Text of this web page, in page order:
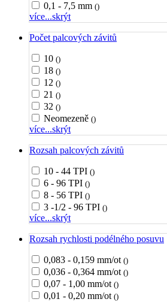
0,1 - 7,5 mm ()
více...skrýt
Počet palcových závitů
10 ()
18 ()
12 ()
21 ()
32 ()
Neomezeně ()
více...skrýt
Rozsah palcových závitů
10 - 44 TPI ()
6 - 96 TPI ()
8 - 56 TPI ()
3 -1/2 - 96 TPI ()
více...skrýt
Rozsah rychlosti podélného posuvu
0,083 - 0,159 mm/ot ()
0,036 - 0,364 mm/ot ()
0,07 - 1,00 mm/ot ()
0,01 - 0,20 mm/ot ()